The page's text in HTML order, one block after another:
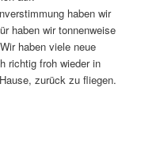
haben wir
haben wir tonnenweise
haben viele neue
richtig froh wieder in
zurück zu fliegen.